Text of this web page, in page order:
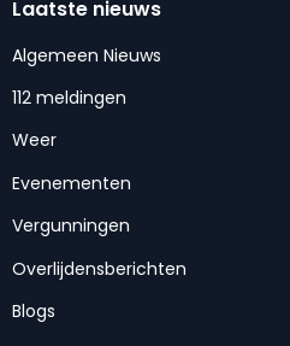
Laatste nieuws
Algemeen Nieuws
112 meldingen
Weer
Evenementen
Vergunningen
Overlijdensberichten
Blogs